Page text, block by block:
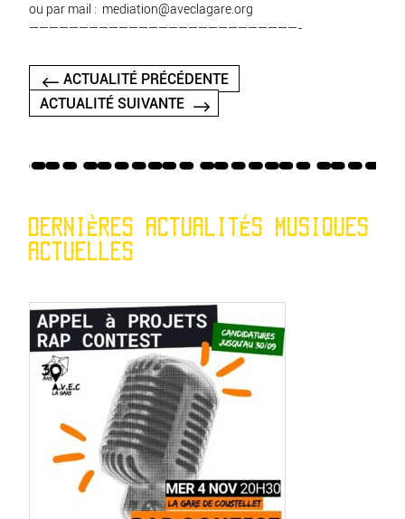
ou par mail : mediation@aveclagare.org
———————————————————————————-
ACTUALITÉ PRÉCÉDENTE
ACTUALITÉ SUIVANTE
DERNIÈRES ACTUALITÉS MUSIQUES
ACTUELLES